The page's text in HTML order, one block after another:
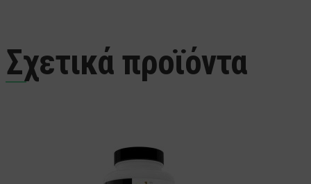
Σχετικά προϊόντα